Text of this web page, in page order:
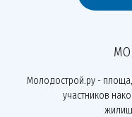
Молодострой.ру -
участников